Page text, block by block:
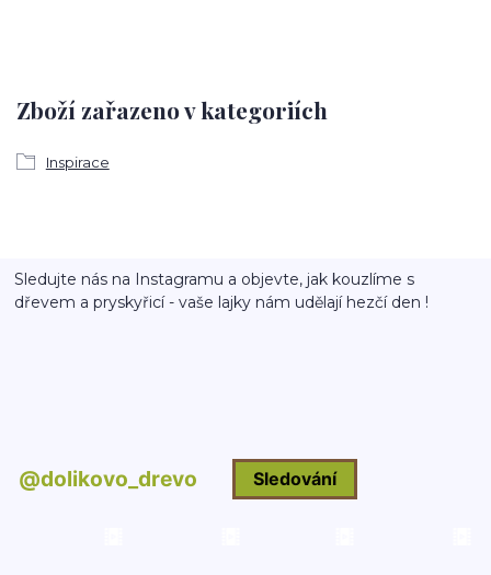
Zboží zařazeno v kategoriích
Inspirace
Sledujte nás na Instagramu a objevte, jak kouzlíme s
dřevem a pryskyřicí - vaše lajky nám udělají hezčí den !